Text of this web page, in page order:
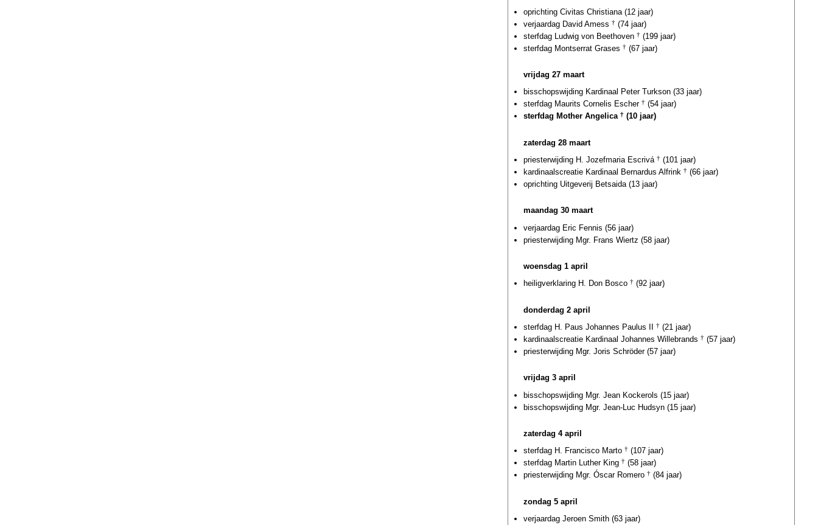
oprichting Civitas Christiana (12 jaar)
verjaardag David Amess † (74 jaar)
sterfdag Ludwig von Beethoven † (199 jaar)
sterfdag Montserrat Grases † (67 jaar)
vrijdag 27 maart
bisschopswijding Kardinaal Peter Turkson (33 jaar)
sterfdag Maurits Cornelis Escher † (54 jaar)
sterfdag Mother Angelica † (10 jaar)
zaterdag 28 maart
priesterwijding H. Jozefmaria Escrivá † (101 jaar)
kardinaalscreatie Kardinaal Bernardus Alfrink † (66 jaar)
oprichting Uitgeverij Betsaida (13 jaar)
maandag 30 maart
verjaardag Eric Fennis (56 jaar)
priesterwijding Mgr. Frans Wiertz (58 jaar)
woensdag 1 april
heiligverklaring H. Don Bosco † (92 jaar)
donderdag 2 april
sterfdag H. Paus Johannes Paulus II
† (21 jaar)
kardinaalscreatie Kardinaal Johannes Willebrands † (57 jaar)
priesterwijding Mgr. Joris Schröder (57 jaar)
vrijdag 3 april
bisschopswijding Mgr. Jean Kockerols (15 jaar)
bisschopswijding Mgr. Jean-Luc Hudsyn (15 jaar)
zaterdag 4 april
sterfdag H. Francisco Marto † (107 jaar)
sterfdag Martin Luther King † (58 jaar)
priesterwijding Mgr. Óscar Romero † (84 jaar)
zondag 5 april
verjaardag Jeroen Smith (63 jaar)